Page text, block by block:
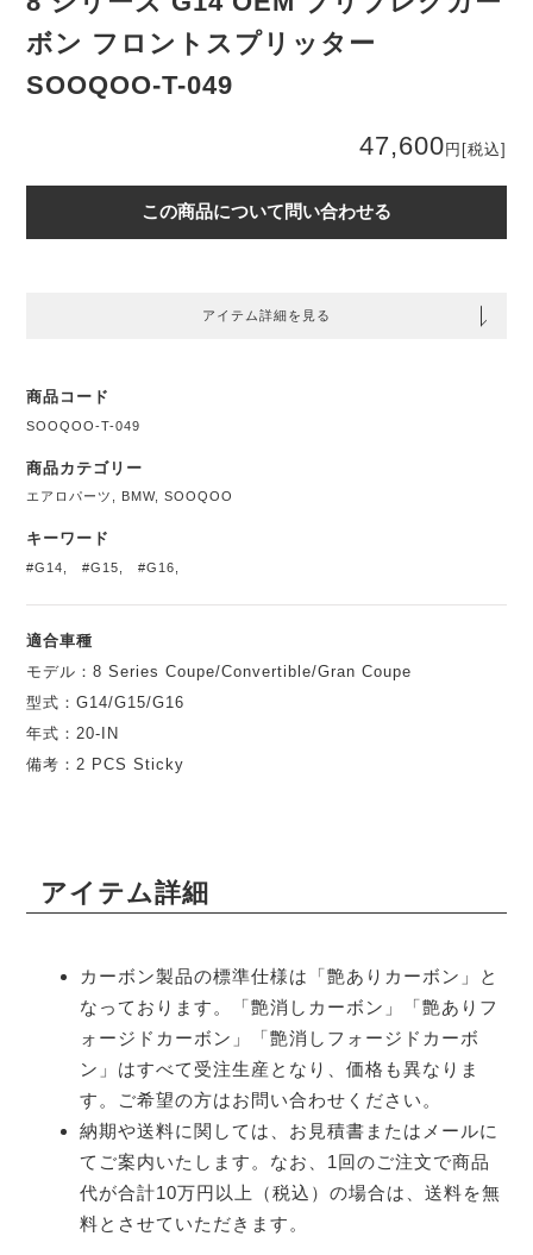
ボン フロントスプリッター
SOOQOO-T-049
47,600 円 [税込]
この商品について問い合わせる
アイテム詳細を見る
商品コード
SOOQOO-T-049
商品カテゴリー
エアロパーツ BMW,SOOQOO
キーワード
#G14 ,#G15 ,#G16
適合車種
モデル：8 Series Coupe/Convertible/Gran Coupe
型式：G14/G15/G16
年式：20-IN
備考：2 PCS Sticky
アイテム詳細
カーボン製品の標準仕様は「艶ありカーボン」と
なっております。「艶消しカーボン」「艶ありフ
ォージドカーボン」「艶消しフォージドカーボ
ン」はすべて受注生産となり、価格も異なりま
す。ご希望の方はお問い合わせください。
納期や送料に関しては、お見積書またはメールに
てご案内いたします。なお、1回のご注文で商品
代が合計10万円以上（税込）の場合は、送料を無
料とさせていただきます。